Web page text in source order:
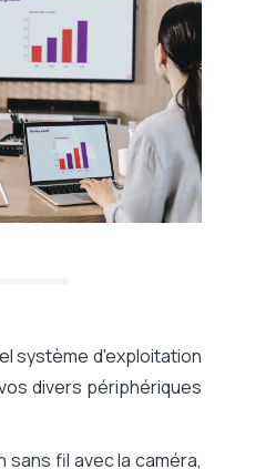
système d'exploitation
divers périphériques
fil avec la caméra,